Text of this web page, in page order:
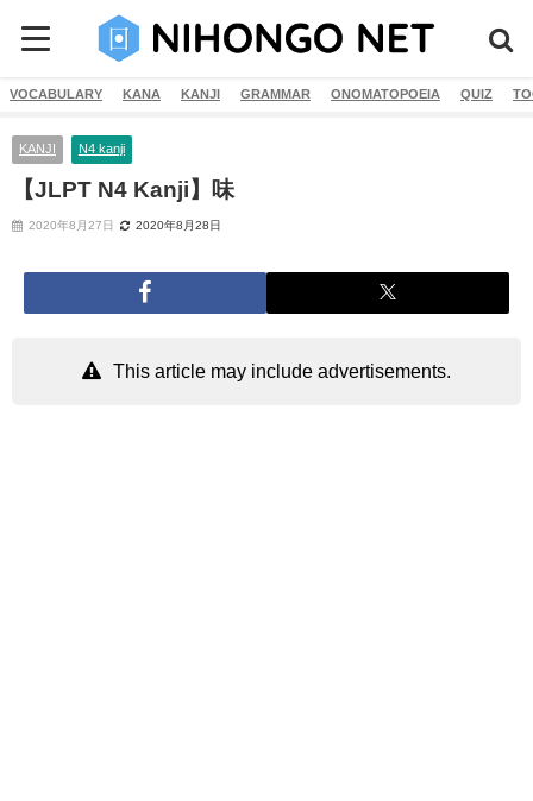
VOCABULARY KANA KANJI GRAMMAR ONOMATOPOEIA QUIZ
KANJI N4 kanji
【JLPT N4 Kanji】味
2020年8月27日 2020年8月28日
This article may include advertisements.